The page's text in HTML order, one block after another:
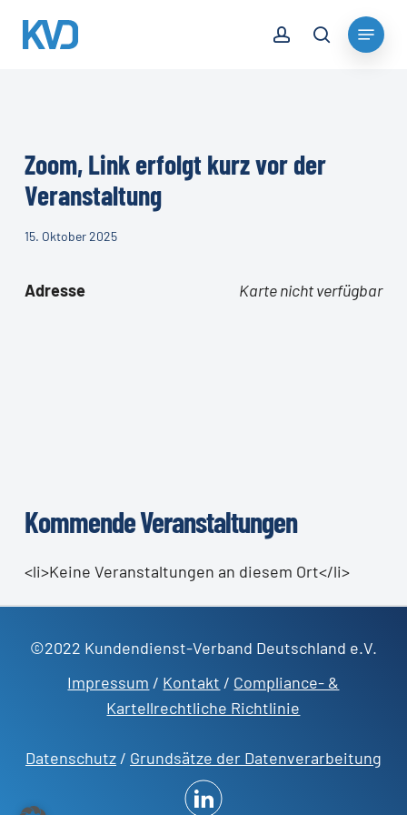
search
Menu
Zoom, Link erfolgt kurz vor der
Veranstaltung
15. Oktober 2025
Karte nicht verfügbar
Adresse
Kommende Veranstaltungen
<li>Keine Veranstaltungen an diesem Ort</li>
©2022 Kundendienst-Verband Deutschland e.V.
Impressum / Kontakt / Compliance- &
Kartellrechtliche Richtlinie
Datenschutz/ Grundsätze der Datenverarbeitung
Close